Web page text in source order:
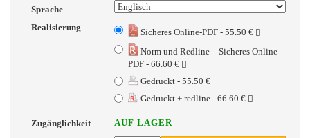
Sprache
Realisierung
Sicheres Online-PDF - 55.50 €
Norm und Redline – Sicheres Online-
PDF - 66.60 €
Gedruckt - 55.50 €
Gedruckt + redline - 66.60 €
Zugänglichkeit AUF LAGER